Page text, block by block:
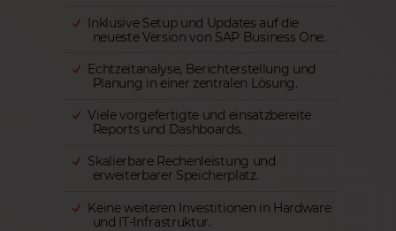
Inklusive Setup und Updates auf die
neueste Version von SAP Business One.
Echtzeitanalyse, Berichterstellung und
Planung in einer zentralen Lösung.
Viele vorgefertigte und einsatzbereite
Reports und Dashboards.
Skalierbare Rechenleistung und
erweiterbarer Speicherplatz.
Keine weiteren Investitionen in Hardware
und IT-Infrastruktur.